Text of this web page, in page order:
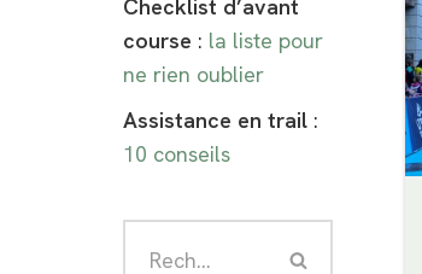
Checklist d’avant
course : la liste pour
ne rien oublier
Assistance en trail :
10 conseils